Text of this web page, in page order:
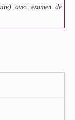
avec examen de